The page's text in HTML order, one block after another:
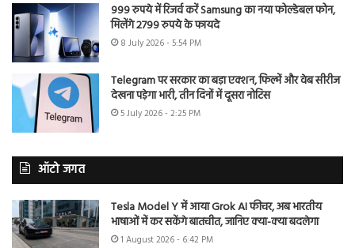
999 रुपये में रिजर्व करें Samsung का नया फोल्डेबल फोन,
मिलेंगे 2799 रुपये के फायदे
8 July 2026 - 5:54 PM
Telegram पर सरकार का बड़ा एक्शन, फिल्में और वेब सीरीज
देखना पड़ेगा भारी, तीन दिनों में दूसरा नोटिस
5 July 2026 - 2:25 PM
ऑटो जगत
Tesla Model Y में आया Grok AI फीचर, अब भारतीय
भाषाओं में कर सकेंगे बातचीत, जानिए क्या-क्या बदलेगा
1 August 2026 - 6:42 PM